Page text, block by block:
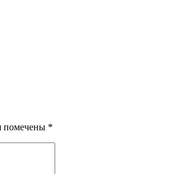
помечены *